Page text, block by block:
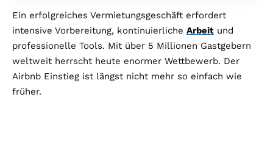
Ein erfolgreiches Vermietungsgeschäft erfordert
intensive Vorbereitung, kontinuierliche Arbeit und
professionelle Tools. Mit über 5 Millionen Gastgebern
weltweit herrscht heute enormer Wettbewerb. Der
Airbnb Einstieg ist längst nicht mehr so einfach wie
früher.